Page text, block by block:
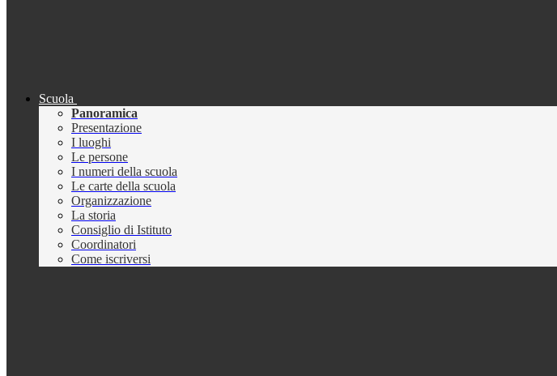
Scuola
Panoramica
Presentazione
I luoghi
Le persone
I numeri della scuola
Le carte della scuola
Organizzazione
La storia
Consiglio di Istituto
Coordinatori
Come iscriversi